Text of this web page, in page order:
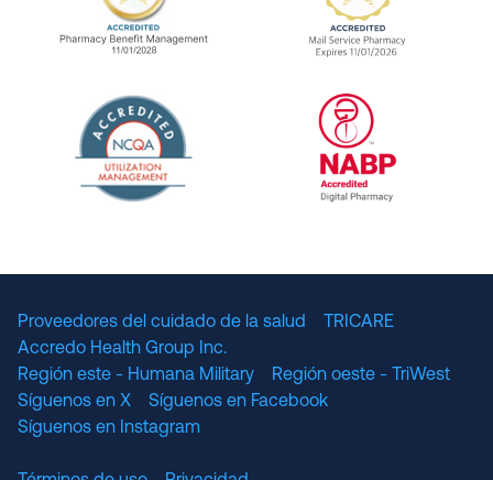
URAC Accredited Pharmacy Benefit
URAC
Proveedores del cuidado de la salud
TRICARE
Accredo Health Group Inc.
Región este - Humana Military
Región oeste - TriWest
Síguenos en X
Síguenos en Facebook
Síguenos en Instagram